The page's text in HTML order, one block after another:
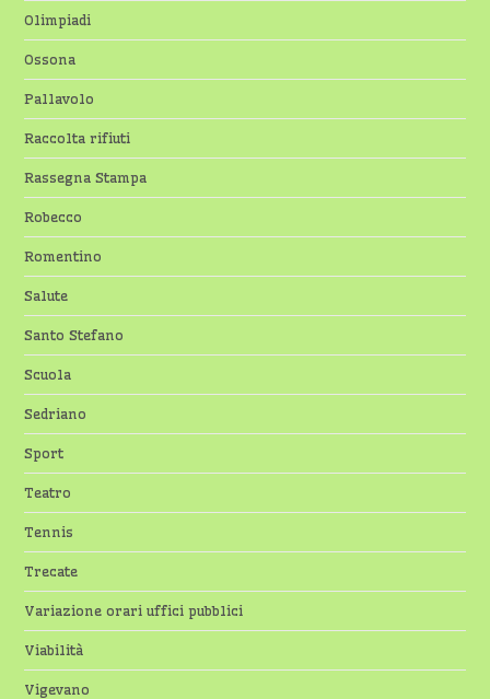
Olimpiadi
Ossona
Pallavolo
Raccolta rifiuti
Rassegna Stampa
Robecco
Romentino
Salute
Santo Stefano
Scuola
Sedriano
Sport
Teatro
Tennis
Trecate
Variazione orari uffici pubblici
Viabilità
Vigevano